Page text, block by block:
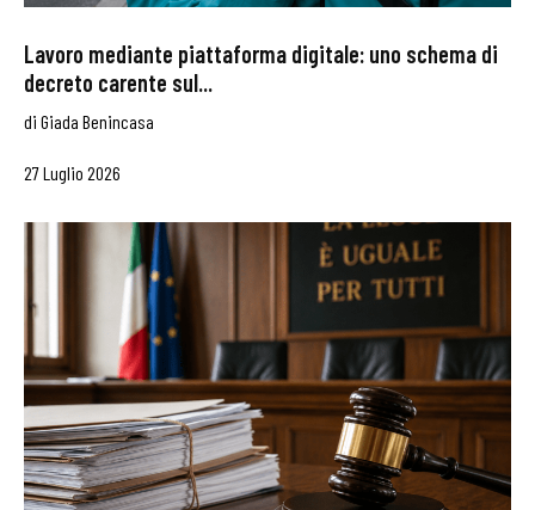
Lavoro mediante piattaforma digitale: uno schema di
decreto carente sul...
di Giada Benincasa
27 Luglio 2026